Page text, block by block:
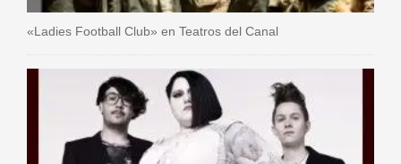
«Ladies Football Club» en Teatros del Canal